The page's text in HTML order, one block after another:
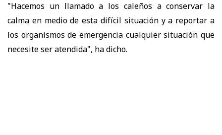
"Hacemos un llamado a los caleños a conservar la
calma en medio de esta difícil situación y a reportar a
los organismos de emergencia cualquier situación que
necesite ser atendida", ha dicho.